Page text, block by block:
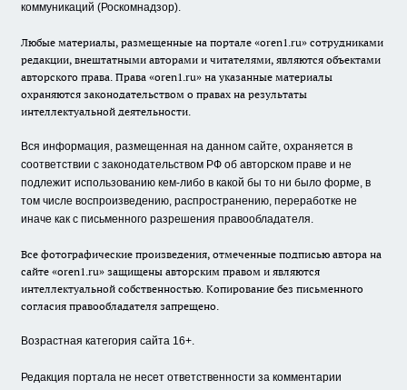
коммуникаций (Роскомнадзор).
Любые материалы, размещенные на портале «oren1.ru» сотрудниками
редакции, внештатными авторами и читателями, являются объектами
авторского права. Права «oren1.ru» на указанные материалы
охраняются законодательством о правах на результаты
интеллектуальной деятельности.
Вся информация, размещенная на данном сайте, охраняется в
соответствии с законодательством РФ об авторском праве и не
подлежит использованию кем-либо в какой бы то ни было форме, в
том числе воспроизведению, распространению, переработке не
иначе как с письменного разрешения правообладателя.
Все фотографические произведения, отмеченные подписью автора на
сайте «oren1.ru» защищены авторским правом и являются
интеллектуальной собственностью. Копирование без письменного
согласия правообладателя запрещено.
Возрастная категория сайта 16+.
Редакция портала не несет ответственности за комментарии